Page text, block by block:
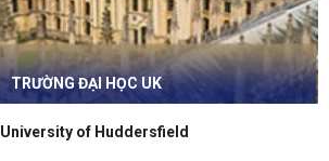
TRƯỜNG ĐẠI HỌC UK
University of Huddersfield